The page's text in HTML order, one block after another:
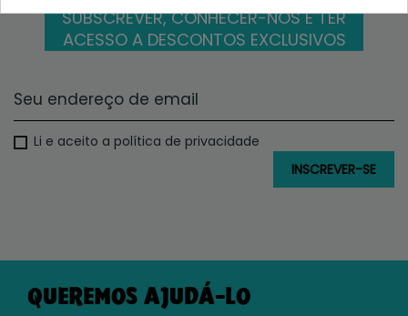
SUBSCREVER, CONHECER-NOS E TER
ACESSO A DESCONTOS EXCLUSIVOS
Li e aceito a política de privacidade
QUEREMOS AJUDÁ-LO